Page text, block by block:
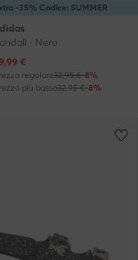
-35% Codice: SUMMER
· Nero
attuale
€
regolare32,95 €-8%
più basso32,95 €-8%